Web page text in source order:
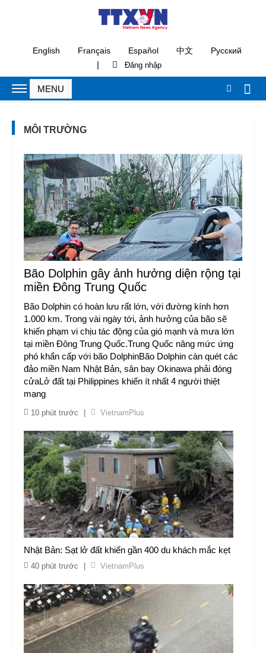
English Français Español 中文 Русский
|
MÔI TRƯỜNG
Bão Dolphin gây ảnh hưởng diện rộng tại
miền Đông Trung Quốc
Bão Dolphin có hoàn lưu rất lớn, với đường kính hơn
1.000 km. Trong vài ngày tới, ảnh hưởng của bão sẽ
khiến phạm vi chịu tác động của gió mạnh và mưa lớn
tại miền Đông Trung Quốc.Trung Quốc nâng mức ứng
phó khẩn cấp với bão DolphinBão Dolphin càn quét các
đảo miền Nam Nhật Bản, sân bay Okinawa phải đóng
cửaLở đất tại Philippines khiến ít nhất 4 người thiệt
mạng
10 phút trước VietnamPlus
Nhật Bản: Sạt lở đất khiến gần 400 du khách mắc kẹt
40 phút trước VietnamPlus